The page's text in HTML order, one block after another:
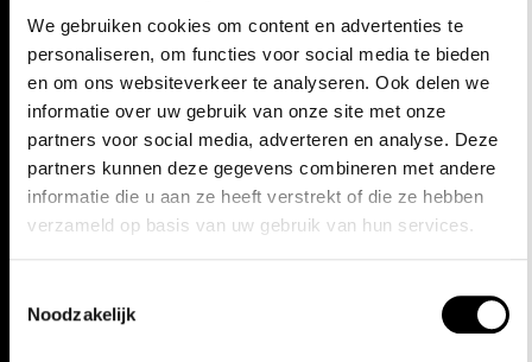
We gebruiken cookies om content en advertenties te
personaliseren, om functies voor social media te bieden
en om ons websiteverkeer te analyseren. Ook delen we
informatie over uw gebruik van onze site met onze
partners voor social media, adverteren en analyse. Deze
partners kunnen deze gegevens combineren met andere
informatie die u aan ze heeft verstrekt of die ze hebben
verzameld op basis van uw gebruik van hun services.
Noodzakelijk
vr 8 mrt. 19
19:00 - 20:30u Opera Gent
za 9 mrt. 19
15:00 - 16:30u Opera Gent
15:00 - 16:30u